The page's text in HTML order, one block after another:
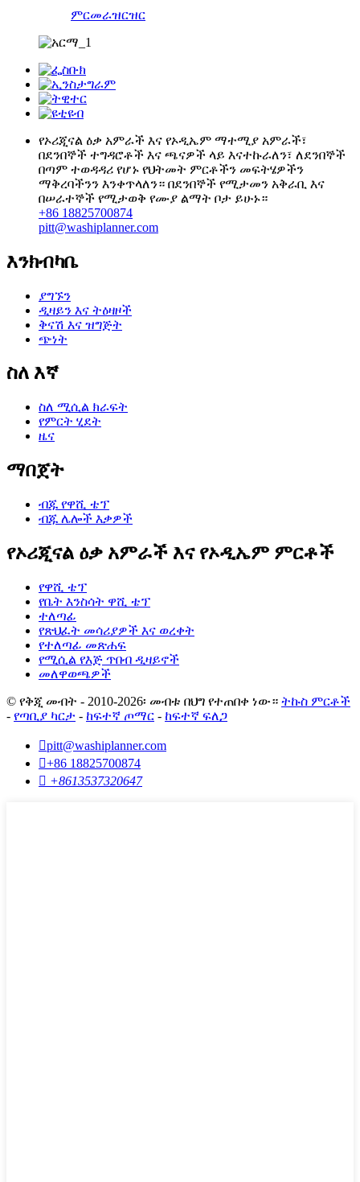
ምርመራዝርዝር
የኦሪጂናል ዕቃ አምራች እና የኦዲኤም ማተሚያ አምራች፣
በደንበኞች ተግዳሮቶች እና ጫናዎች ላይ እናተኩራለን፣ ለደንበኞች
በጣም ተወዳዳሪ የሆኑ የህትመት ምርቶችን መፍትሄዎችን
ማቅረባችንን እንቀጥላለን። በደንበኞች የሚታመን አቅራቢ እና
በሠራተኞች የሚታወቅ የሙያ ልማት ቦታ ይሁኑ።
+86 18825700874
pitt@washiplanner.com
እንክብካቤ
ያግኙን
ዲዛይን እና ትዕዛዞች
ቅናሽ እና ዝግጅት
ጭነት
ስለ እኛ
ስለ ሚሲል ክራፍት
የምርት ሂደት
ዜና
ማበጀት
ብጁ የዋሺ ቴፕ
ብጁ ሌሎች እቃዎች
የኦሪጂናል ዕቃ አምራች እና የኦዲኤም ምርቶች
የዋሺ ቴፕ
የቤት እንስሳት ዋሺ ቴፕ
ተለጣፊ
የጽህፈት መሳሪያዎች እና ወረቀት
የተለጣፊ መጽሐፍ
የሚሲል የእጅ ጥበብ ዲዛይኖች
መለዋወጫዎች
© የቅጂ መብት - 2010-2026፡ መብቱ በህግ የተጠበቀ ነው። ትኩስ ምርቶች
- የጣቢያ ካርታ - ከፍተኛ ጦማር - ከፍተኛ ፍለጋ
pitt@washiplanner.com
+86 18825700874
 +8613537320647